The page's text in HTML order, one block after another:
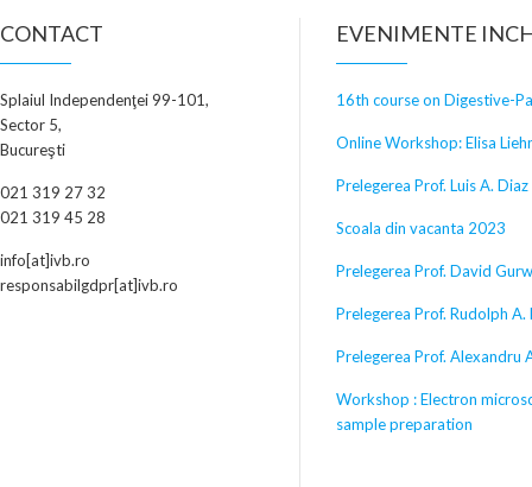
CONTACT
Splaiul Independenţei 99-101,
Sector 5,
Bucureşti
021 319 27 32
021 319 45 28
info[at]ivb.ro
responsabilgdpr[at]ivb.ro
EVENIMENTE
16th course on Digestive-
Online Workshop: Elisa
Prelegerea Prof. Luis A. Diaz
Scoala din vacanta 2023
Prelegerea Prof. David
Prelegerea Prof. Rudolph A.
Prelegerea Prof. Alexandru
Workshop : Electron
sample preparation